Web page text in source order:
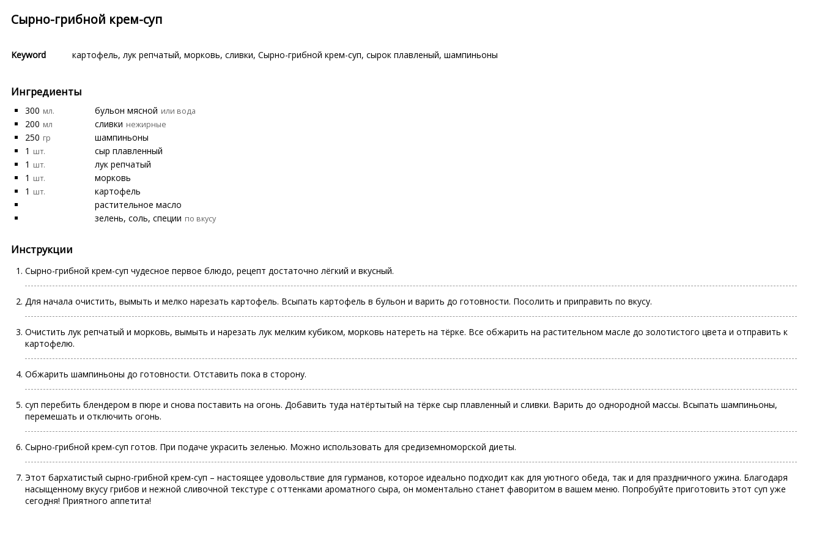
Сырно-грибной крем-суп
Keyword картофель, лук репчатый, морковь, сливки, Сырно-грибной крем-суп, сырок плавленый, шампиньоны
Ингредиенты
300 мл. бульон мясной или вода
200 мл сливки нежирные
250 гр
шампиньоны
1 шт.
сыр плавленный
1 шт.
лук репчатый
1 шт.
морковь
1 шт.
картофель
растительное масло
зелень, соль, специи по вкусу
Инструкции
Сырно-грибной крем-суп чудесное первое блюдо, рецепт достаточно лёгкий и вкусный.
Для начала очистить, вымыть и мелко нарезать картофель. Всыпать картофель в бульон и варить до готовности. Посолить и приправить по вкусу.
Очистить лук репчатый и морковь, вымыть и нарезать лук мелким кубиком, морковь натереть на тёрке. Все обжарить на растительном масле до золотистого цвета и отправить к
картофелю.
Обжарить шампиньоны до готовности. Отставить пока в сторону.
суп перебить блендером в пюре и снова поставить на огонь. Добавить туда натёртытый на тёрке сыр плавленный и сливки. Варить до однородной массы. Всыпать шампиньоны,
перемешать и отключить огонь.
Сырно-грибной крем-суп готов. При подаче украсить зеленью. Можно использовать для средиземноморской диеты.
Этот бархатистый сырно-грибной крем-суп – настоящее удовольствие для гурманов, которое идеально подходит как для уютного обеда, так и для праздничного ужина. Благодаря
насыщенному вкусу грибов и нежной сливочной текстуре с оттенками ароматного сыра, он моментально станет фаворитом в вашем меню. Попробуйте приготовить этот суп уже
сегодня! Приятного аппетита!